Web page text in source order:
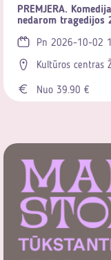
PREMJERA.
nedarom tragedijos
Pn 2026-10-02
Kultūros centras
Nuo 39.90 €